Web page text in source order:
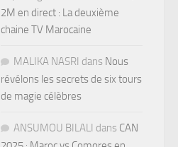
2M en direct : La deuxième
chaine TV Marocaine
MALIKA NASRI dans Nous
révélons les secrets de six tours
de magie célèbres
ANSUMOU BILALI dans CAN